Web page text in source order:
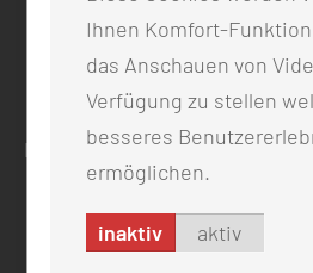
Medizinische Universität
RECHTLICHES
Datenschutz
Ihnen Komfort-
das Anschauen von
Verfügung zu stellen
besseres
ermöglichen.
inaktiv aktiv